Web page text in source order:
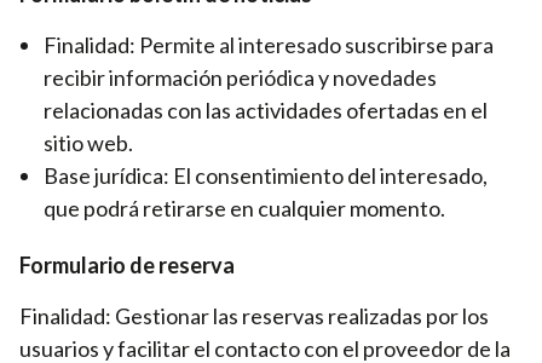
Finalidad: Permite al interesado suscribirse para
recibir información periódica y novedades
relacionadas con las actividades ofertadas en el
sitio web.
Base jurídica: El consentimiento del interesado,
que podrá retirarse en cualquier momento.
Formulario de reserva
Finalidad: Gestionar las reservas realizadas por los
usuarios y facilitar el contacto con el proveedor de la